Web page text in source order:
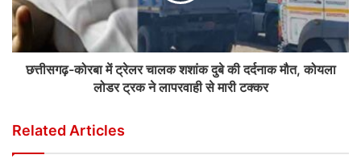
छत्तीसगढ़-कोरबा में ट्रेलर चालक शशांक दुबे की दर्दनाक मौत, कोयला
लोडर ट्रक ने लापरवाही से मारी टक्कर
Related Articles